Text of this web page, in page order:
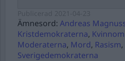
Ämnesord: Andreas
Kristdemokraterna,
Moderaterna, Mord, Rasism,
Sverigedemokraterna